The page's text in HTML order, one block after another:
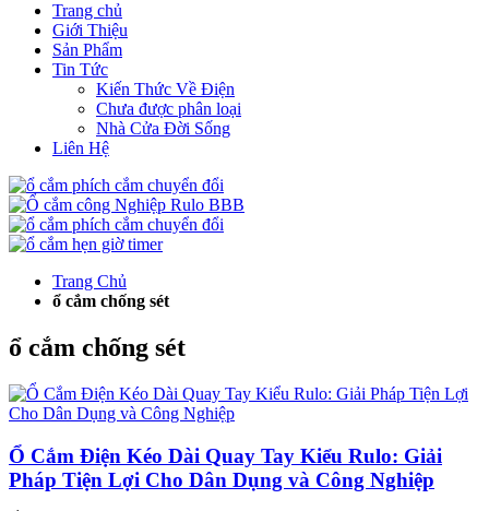
Trang chủ
Giới Thiệu
Sản Phẩm
Tin Tức
Kiến Thức Về Điện
Chưa được phân loại
Nhà Cửa Đời Sống
Liên Hệ
Trang Chủ
ổ cắm chống sét
ổ cắm chống sét
Ổ Cắm Điện Kéo Dài Quay Tay Kiểu Rulo: Giải
Pháp Tiện Lợi Cho Dân Dụng và Công Nghiệp